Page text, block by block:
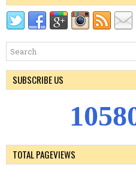
SUBSCRIBE US
1058
TOTAL PAGEVIEWS